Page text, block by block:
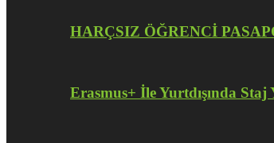
HARÇSIZ ÖĞRENCİ
Erasmus+ İle Yurtdışında